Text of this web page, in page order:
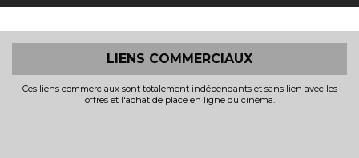
LIENS COMMERCIAUX
Ces liens commerciaux sont totalement indépendants et sans lien avec les
offres et l'achat de place en ligne du cinéma.